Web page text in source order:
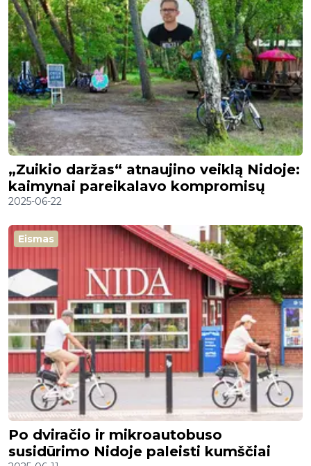
„Zuikio daržas“ atnaujino veiklą Nidoje:
kaimynai pareikalavo kompromisų
2025-06-22
Eismas
Po dviračio ir mikroautobuso
susidūrimo Nidoje paleisti kumščiai